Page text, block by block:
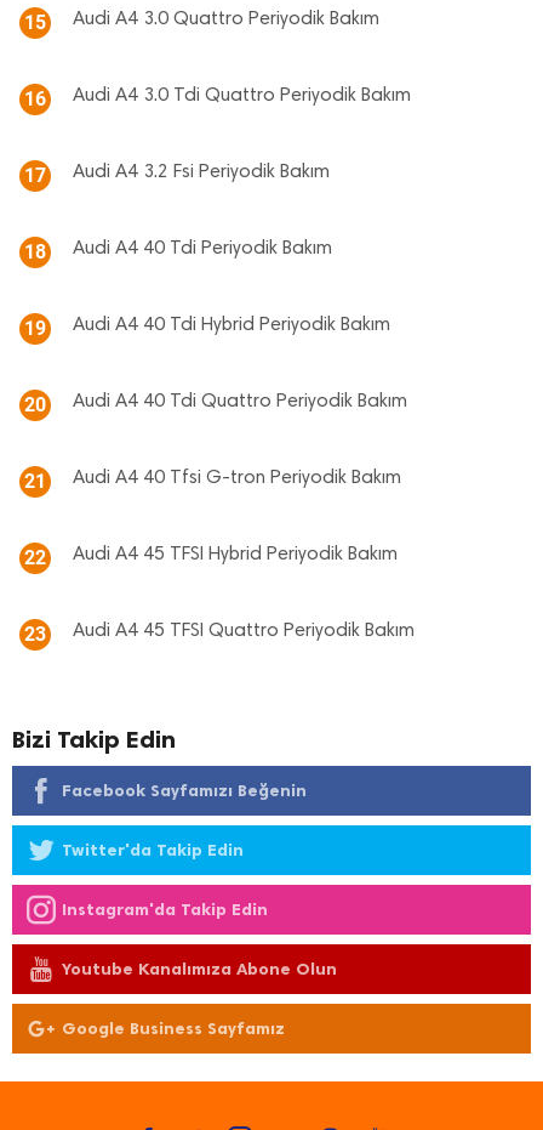
15 Audi A4 3.0 Quattro Periyodik Bakım
16 Audi A4 3.0 Tdi Quattro Periyodik Bakım
17 Audi A4 3.2 Fsi Periyodik Bakım
18 Audi A4 40 Tdi Periyodik Bakım
19 Audi A4 40 Tdi Hybrid Periyodik Bakım
20 Audi A4 40 Tdi Quattro Periyodik Bakım
21 Audi A4 40 Tfsi G-tron Periyodik Bakım
22 Audi A4 45 TFSI Hybrid Periyodik Bakım
23 Audi A4 45 TFSI Quattro Periyodik Bakım
Bizi Takip Edin
Facebook Sayfamızı Beğenin
Twitter'da Takip Edin
Instagram'da Takip Edin
Youtube Kanalımıza Abone Olun
Google Business Sayfamız